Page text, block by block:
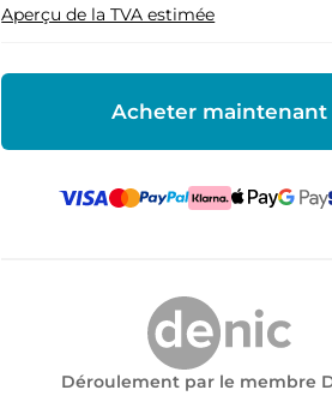
Aperçu de la TVA estimée
Acheter maintenant
Déroulement par le membre